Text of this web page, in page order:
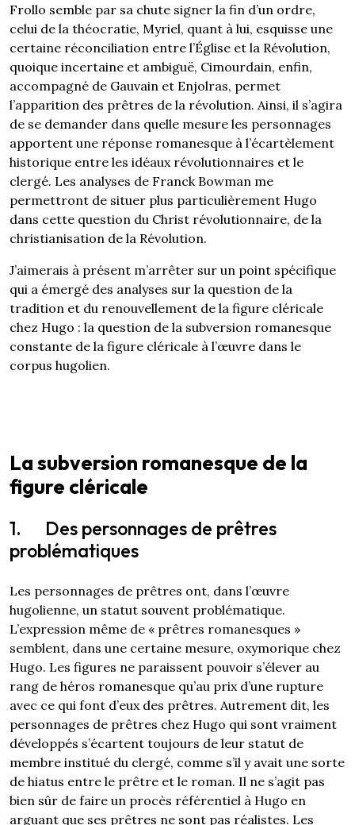
Frollo semble par sa chute signer la fin d’un ordre,
celui de la théocratie, Myriel, quant à lui, esquisse une
certaine réconciliation entre l’Église et la Révolution,
quoique incertaine et ambiguë, Cimourdain, enfin,
accompagné de Gauvain et Enjolras, permet
l’apparition des prêtres de la révolution. Ainsi, il s’agira
de se demander dans quelle mesure les personnages
apportent une réponse romanesque à l’écartèlement
historique entre les idéaux révolutionnaires et le
clergé. Les analyses de Franck Bowman me
permettront de situer plus particulièrement Hugo
dans cette question du Christ révolutionnaire, de la
christianisation de la Révolution.
J’aimerais à présent m’arrêter sur un point spécifique
qui a émergé des analyses sur la question de la
tradition et du renouvellement de la figure cléricale
chez Hugo : la question de la subversion romanesque
constante de la figure cléricale à l’œuvre dans le
corpus hugolien.
La subversion romanesque de la
figure cléricale
1. Des personnages de prêtres
problématiques
Les personnages de prêtres ont, dans l’œuvre
hugolienne, un statut souvent problématique.
L’expression même de « prêtres romanesques »
semblent, dans une certaine mesure, oxymorique chez
Hugo. Les figures ne paraissent pouvoir s’élever au
rang de héros romanesque qu’au prix d’une rupture
avec ce qui font d’eux des prêtres. Autrement dit, les
personnages de prêtres chez Hugo qui sont vraiment
développés s’écartent toujours de leur statut de
membre institué du clergé, comme s’il y avait une sorte
de hiatus entre le prêtre et le roman. Il ne s’agit pas
bien sûr de faire un procès référentiel à Hugo en
arguant que ses prêtres ne sont pas réalistes. Les